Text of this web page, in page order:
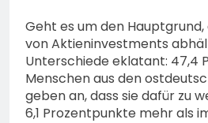
Geht es um den
von Aktieninvestments
Unterschiede eklatant: 47,4
Menschen aus den
geben an, dass sie dafür zu
6,1 Prozentpunkte mehr als